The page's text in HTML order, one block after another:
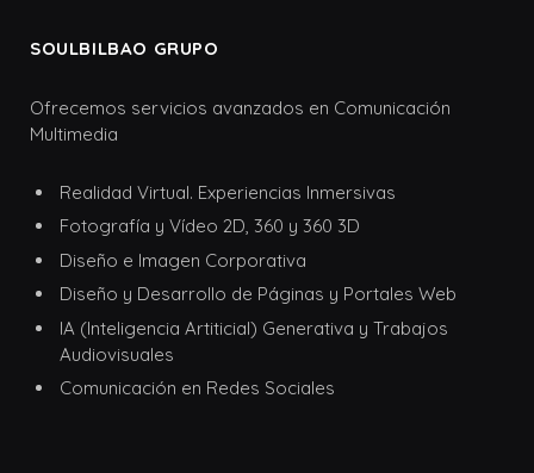
SOULBILBAO GRUPO
Ofrecemos servicios avanzados en Comunicación
Multimedia
Realidad Virtual. Experiencias Inmersivas
Fotografía y Vídeo 2D, 360 y 360 3D
Diseño e Imagen Corporativa
Diseño y Desarrollo de Páginas y Portales Web
IA (Inteligencia Artiticial) Generativa y Trabajos
Audiovisuales
Comunicación en Redes Sociales